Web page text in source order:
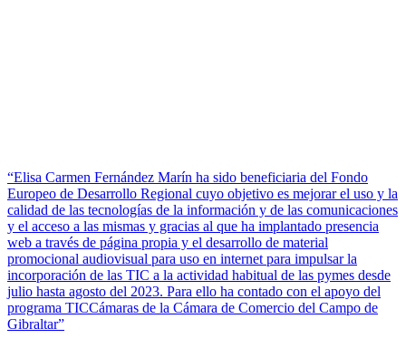
“Elisa Carmen Fernández Marín ha sido beneficiaria del Fondo
Europeo de Desarrollo Regional cuyo objetivo es mejorar el uso y la
calidad de las tecnologías de la información y de las comunicaciones
y el acceso a las mismas y gracias al que ha implantado presencia
web a través de página propia y el desarrollo de material
promocional audiovisual para uso en internet para impulsar la
incorporación de las TIC a la actividad habitual de las pymes desde
julio hasta agosto del 2023. Para ello ha contado con el apoyo del
programa TICCámaras de la Cámara de Comercio del Campo de
Gibraltar”